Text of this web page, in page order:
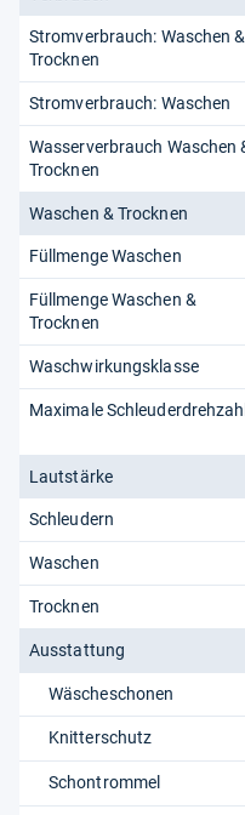
Stromverbrauch: Waschen &
Trocknen
Stromverbrauch: Waschen
Wasserverbrauch Waschen
Trocknen
Waschen & Trocknen
Füllmenge Waschen
Füllmenge Waschen &
Trocknen
Waschwirkungsklasse
Maximale Schleuderdrehzahl
Lautstärke
Schleudern
Waschen
Trocknen
Ausstattung
Wäscheschonen
Knitterschutz
Schontrommel